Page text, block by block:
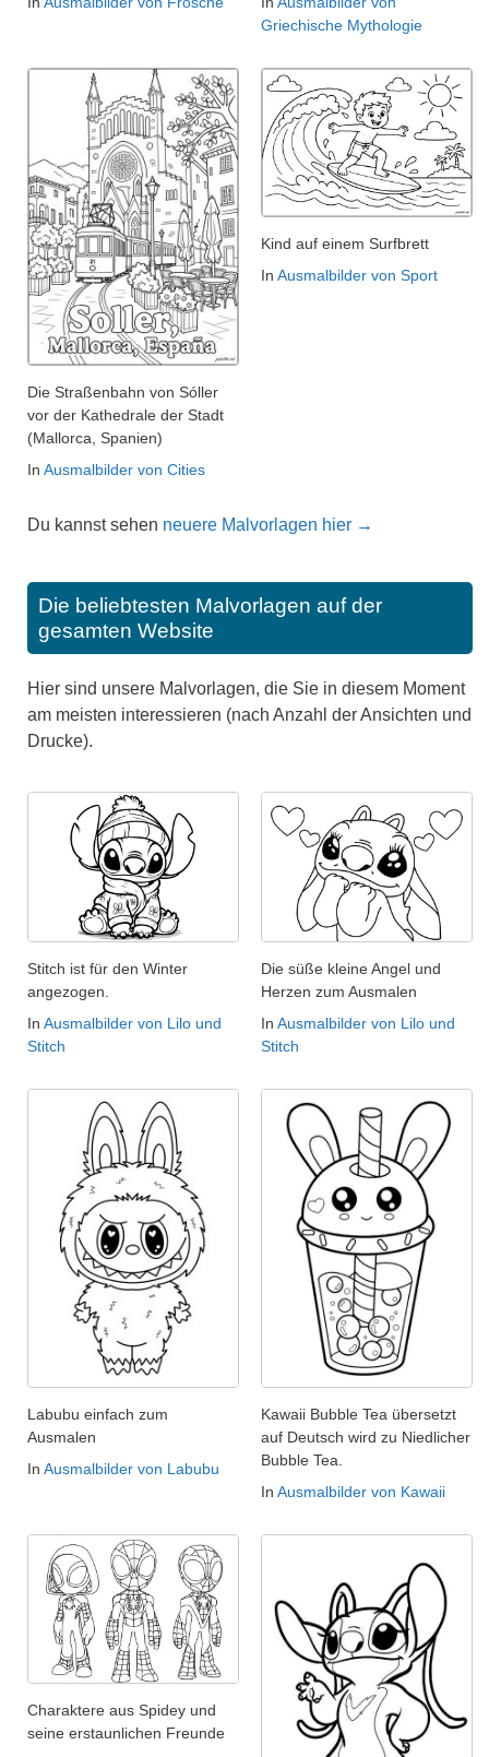
Griechische Mythologie
Die Straßenbahn von Sóller
vor der Kathedrale der Stadt
(Mallorca, Spanien)
In Ausmalbilder von Cities
Kind auf einem Surfbrett
In Ausmalbilder von Sport
Du kannst sehen neuere Malvorlagen hier →
Die beliebtesten Malvorlagen auf der
gesamten Website
Hier sind unsere Malvorlagen, die Sie in diesem Moment
am meisten interessieren (nach Anzahl der Ansichten und
Drucke).
Stitch ist für den Winter
angezogen.
In Ausmalbilder von Lilo und
Stitch
Die süße kleine Angel und
Herzen zum Ausmalen
In Ausmalbilder von Lilo und
Stitch
Labubu einfach zum
Ausmalen
In Ausmalbilder von Labubu
Kawaii Bubble Tea übersetzt
auf Deutsch wird zu Niedlicher
Bubble Tea.
In Ausmalbilder von Kawaii
Charaktere aus Spidey und
seine erstaunlichen Freunde